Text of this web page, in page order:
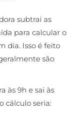
subtrai as
para calcular o
dia. Isso é feito
são
às 9h e sai às
cálculo seria: